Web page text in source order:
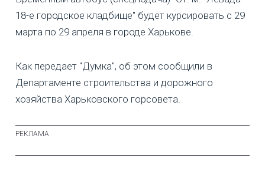
18-е городское кладбище" будет курсировать с 29
марта по 29 апреля в городе Харькове.
Как передает "Думка", об этом сообщили в
Департаменте строительства и дорожного
хозяйства Харьковского горсовета.